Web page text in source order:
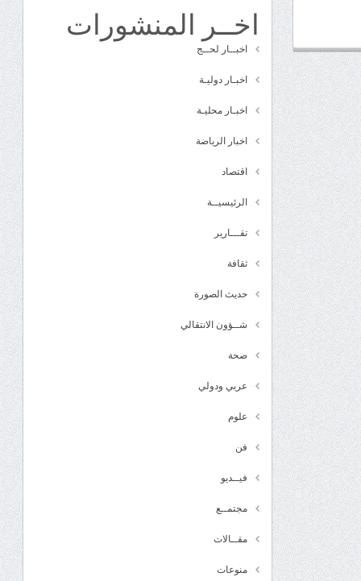
اخــر المنشورات
اخبــار لحــج
اخبـار دوليـة
اخبـار محليـة
اخبار الرياضة
اقتصاد
الرئيسيــة
تقـــارير
ثقافة
حديث الصورة
شــؤون الانتقالي
صحة
عربي ودولي
علوم
فن
فيــديو
مجتمــع
مقــالات
منوعات